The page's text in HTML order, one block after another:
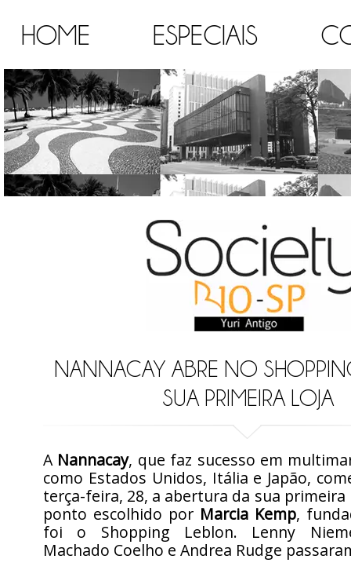
HOME ESPECIAIS
NANNACAY ABRE NO
SUA PRIMEIRA LOJA
ANannacay, que faz sucesso em
como Estados Unidos, Itália e Japão,
terça-feira, 28, a abertura da sua
ponto escolhido por Marcia Kemp,
foi o Shopping Leblon. Lenny
Machado Coelho e Andrea Rudge